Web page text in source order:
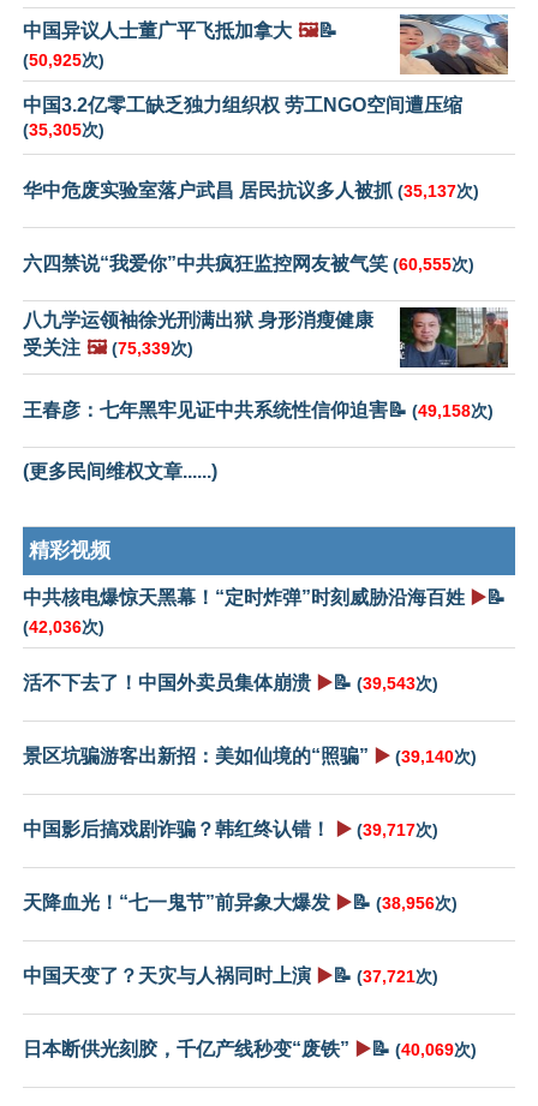
中国异议人士董广平飞抵加拿大 🖼️📝
(50,925次)
中国3.2亿零工缺乏独力组织权 劳工NGO空间遭压缩
(35,305次)
华中危废实验室落户武昌 居民抗议多人被抓 (35,137次)
六四禁说“我爱你”中共疯狂监控网友被气笑 (60,555次)
八九学运领袖徐光刑满出狱 身形消瘦健康
受关注 🖼️ (75,339次)
王春彦：七年黑牢见证中共系统性信仰迫害📝 (49,158次)
(更多民间维权文章......)
精彩视频
中共核电爆惊天黑幕！“定时炸弹”时刻威胁沿海百姓 ▶️📝
(42,036次)
活不下去了！中国外卖员集体崩溃 ▶️📝 (39,543次)
景区坑骗游客出新招：美如仙境的“照骗” ▶️ (39,140次)
中国影后搞戏剧诈骗？韩红终认错！ ▶️ (39,717次)
天降血光！“七一鬼节”前异象大爆发 ▶️📝 (38,956次)
中国天变了？天灾与人祸同时上演 ▶️📝 (37,721次)
日本断供光刻胶，千亿产线秒变“废铁” ▶️📝 (40,069次)